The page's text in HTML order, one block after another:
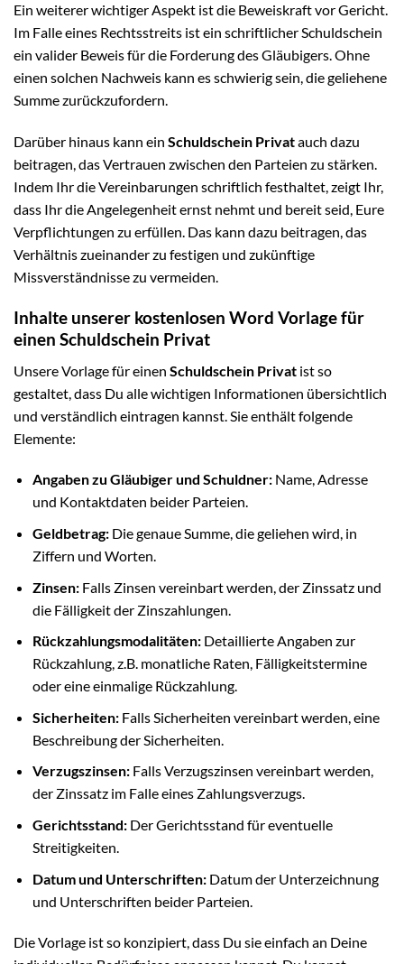
Ein weiterer wichtiger Aspekt ist die Beweiskraft vor Gericht.
Im Falle eines Rechtsstreits ist ein schriftlicher Schuldschein
ein valider Beweis für die Forderung des Gläubigers. Ohne
einen solchen Nachweis kann es schwierig sein, die geliehene
Summe zurückzufordern.
Darüber hinaus kann ein Schuldschein Privatauch dazu
beitragen, das Vertrauen zwischen den Parteien zu stärken.
Indem Ihr die Vereinbarungen schriftlich festhaltet, zeigt Ihr,
dass Ihr die Angelegenheit ernst nehmt und bereit seid, Eure
Verpflichtungen zu erfüllen. Das kann dazu beitragen, das
Verhältnis zueinander zu festigen und zukünftige
Missverständnisse zu vermeiden.
Inhalte unserer kostenlosen Word Vorlage für
einen Schuldschein Privat
Unsere Vorlage für einen Schuldschein Privat ist so
gestaltet, dass Du alle wichtigen Informationen übersichtlich
und verständlich eintragen kannst. Sie enthält folgende
Elemente:
Angaben zu Gläubiger und Schuldner:Name, Adresse
und Kontaktdaten beider Parteien.
Geldbetrag:Die genaue Summe, die geliehen wird, in
Ziffern und Worten.
Zinsen:Falls Zinsen vereinbart werden, der Zinssatz und
die Fälligkeit der Zinszahlungen.
Rückzahlungsmodalitäten:Detaillierte Angaben zur
Rückzahlung, z.B. monatliche Raten, Fälligkeitstermine
oder eine einmalige Rückzahlung.
Sicherheiten:Falls Sicherheiten vereinbart werden, eine
Beschreibung der Sicherheiten.
Verzugszinsen:Falls Verzugszinsen vereinbart werden,
der Zinssatz im Falle eines Zahlungsverzugs.
Gerichtsstand:Der Gerichtsstand für eventuelle
Streitigkeiten.
Datum und Unterschriften:Datum der Unterzeichnung
und Unterschriften beider Parteien.
Die Vorlage ist so konzipiert, dass Du sie einfach an Deine